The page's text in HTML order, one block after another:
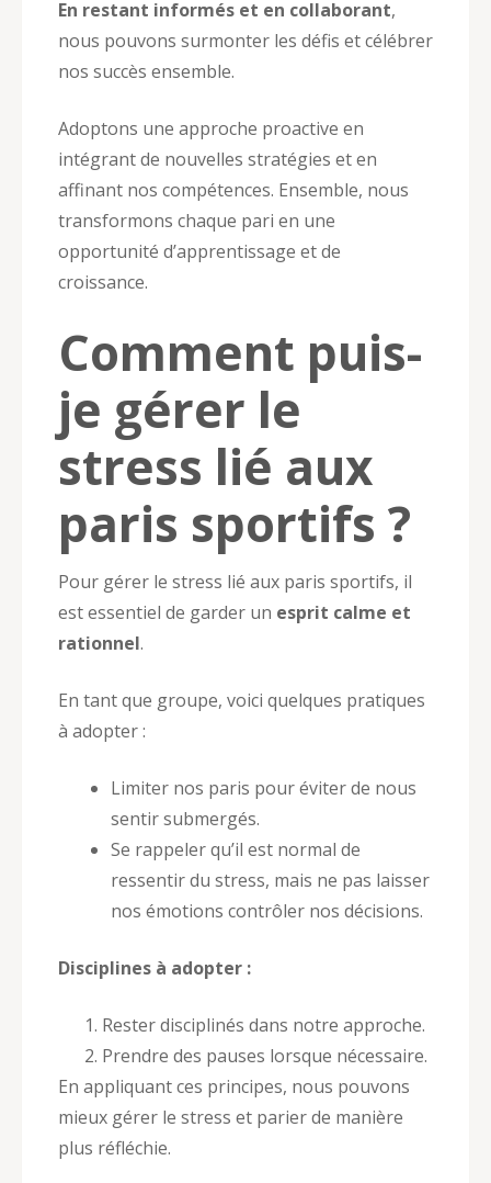
En restant informés et en collaborant,
nous pouvons surmonter les défis et célébrer
nos succès ensemble.
Adoptons une approche proactive en
intégrant de nouvelles stratégies et en
affinant nos compétences. Ensemble, nous
transformons chaque pari en une
opportunité d’apprentissage et de
croissance.
Comment puis-
je gérer le
stress lié aux
paris sportifs ?
Pour gérer le stress lié aux paris sportifs, il
est essentiel de garder un esprit calme et
rationnel.
En tant que groupe, voici quelques pratiques
à adopter :
Limiter nos paris pour éviter de nous
sentir submergés.
Se rappeler qu’il est normal de
ressentir du stress, mais ne pas laisser
nos émotions contrôler nos décisions.
Disciplines à adopter :
Rester disciplinés dans notre approche.
Prendre des pauses lorsque nécessaire.
En appliquant ces principes, nous pouvons
mieux gérer le stress et parier de manière
plus réfléchie.